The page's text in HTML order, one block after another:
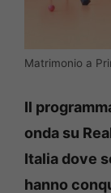
Matrimonio a
Il
onda su
Italia dove
hanno